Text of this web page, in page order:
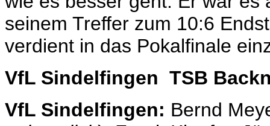
seinem Treffer zum 10:6
verdient in das Pokalfinale
VfL Sindelfingen TSB
VfL Sindelfingen: Bernd